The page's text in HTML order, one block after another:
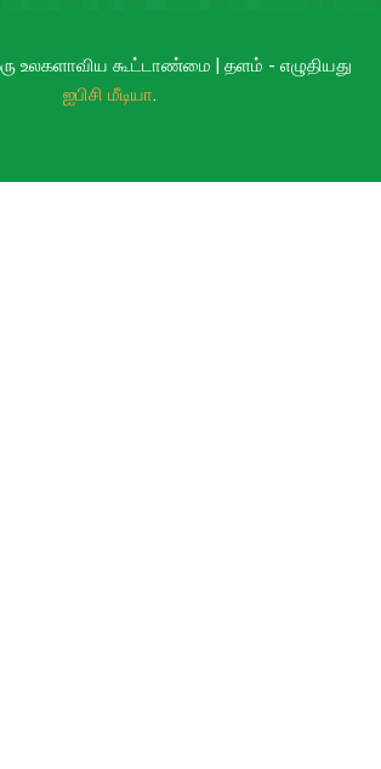
உலகளாவிய கூட்டாண்மை | தளம் - எழுதியது
ஐபிசி மீடியா.